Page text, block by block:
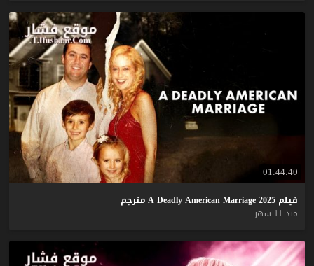
01:44:40
فيلم A Deadly American Marriage 2025
مترجم
منذ 11 شهر